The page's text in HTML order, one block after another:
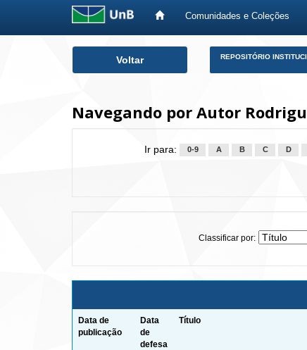
Comunidades e Coleções
Voltar REPOSITÓRIO
Navegando por Autor
Ir para: 0-9 A B C D
Classificar por:
Data de
publicação
Data
de
defesa
Título